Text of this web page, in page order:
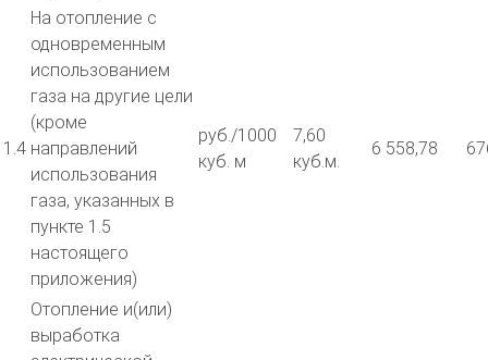
1.4
На отопление с
одновременным
использованием
газа на другие цели
(кроме
направлений
использования
газа, указанных в
пункте 1.5
настоящего
приложения)
руб./1000
куб. м
7,60
куб.м.
6 558,78
Отопление и(или)
выработка